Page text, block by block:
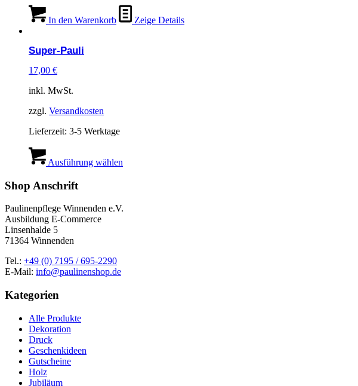
werden
In den Warenkorb Zeige Details
Super-Pauli
17,00 €
inkl. MwSt.
zzgl. Versandkosten
Lieferzeit: 3-5 Werktage
Ausführung wählen
Shop Anschrift
Paulinenpflege Winnenden e.V.
Ausbildung E-Commerce
Linsenhalde 5
71364 Winnenden
Tel.: +49 (0) 7195 / 695-2290
E-Mail: info@paulinenshop.de
Kategorien
Alle Produkte
Dekoration
Druck
Geschenkideen
Gutscheine
Holz
Jubiläum